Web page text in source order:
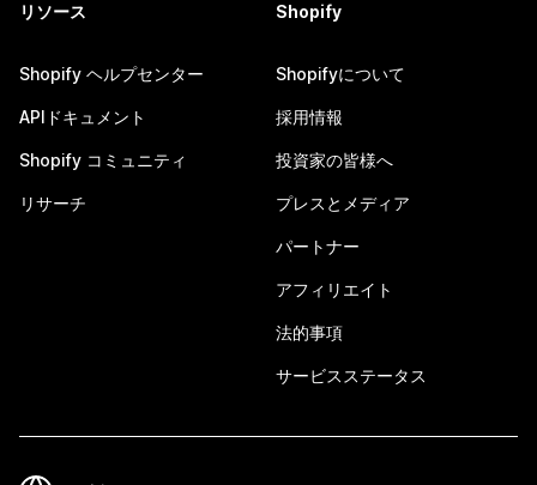
リソース
Shopify ヘルプセンター
APIドキュメント
Shopify コミュニティ
リサーチ
Shopify
Shopifyについて
採用情報
投資家の皆様へ
プレスとメディア
パートナー
アフィリエイト
法的事項
サービスステータス